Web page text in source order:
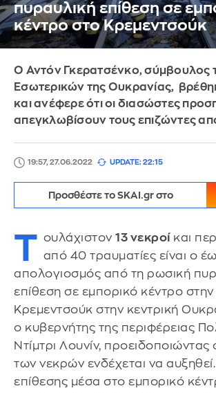
πυραυλική επίθεση σε
κέντρο στο Κρεμεντσούκ
Ο Αντόν Γκερατσένκο, σύμβουλος
Εσωτερικών της Ουκρανίας,
και ανέφερε ότι οι διασώστες
απεγκλωβίσουν τους επιζώντες
19:57, 27.06.2022 UPDATE: 22:15
Προσθέστε το SKAI.gr στο
Τ ουλάχιστον 13 νεκροίκαι
από 40 τραυματίες είναι ο
απολογιοσμός από τη ρωσική
επίθεση σε εμπορικό κέντρο
Κρεμεντσούκ στην κεντρική
ο κυβερνήτης της περιφέρειας
Ντίμτρι Λουνίν, προειδοποιώντας
των νεκρών ενδέχεται να
επίθεσης μέσα στο εμπορικό